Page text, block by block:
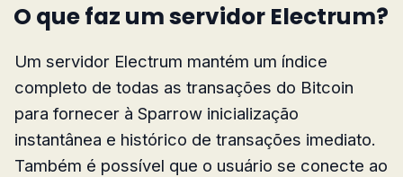
O que faz um servidor Electrum?
Um servidor Electrum mantém um índice
completo de todas as transações do Bitcoin
para fornecer à Sparrow inicialização
instantânea e histórico de transações imediato.
Também é possível que o usuário se conecte ao